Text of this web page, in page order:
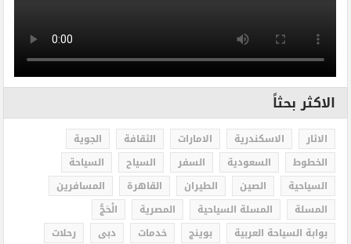
الاكثر بحثاً
الاثار الاسكندرية الامارات الثقافة
الجوية
الخطوط
السعودية السفر السياح
السياحة
السياحية
الصين الطيران القاهرة
المسافرين
المسلة
المسلة السياحية المصرية
الْحَجُّ
بوابة السياحة العربية
بوينج خدمات دبى
رحلات